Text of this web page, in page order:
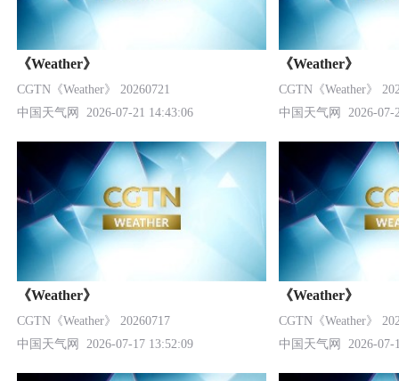
《Weather》
CGTN《Weather》 20260721
中国天气网
2026-07-21 14:43:06
《Weather》
CGTN《Weather》
中国天气网
2026-07-
《Weather》
CGTN《Weather》 20260717
中国天气网
2026-07-17 13:52:09
《Weather》
CGTN《Weather》
中国天气网
2026-07-